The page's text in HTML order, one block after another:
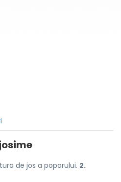
de jos a poporului. 2.